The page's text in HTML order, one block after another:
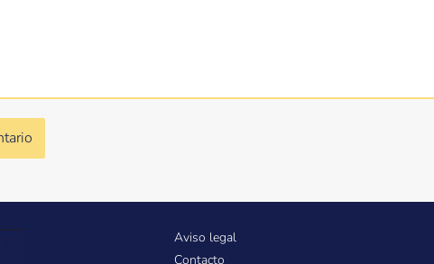
Aviso legal
Contacto